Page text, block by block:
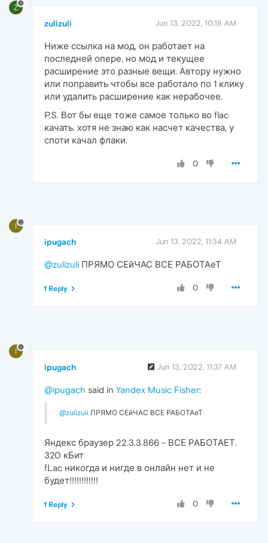
Z
zulizuli Jun 13, 2022, 10:18 AM
Ниже ссылка на мод, он работает на
последней опере, но мод и текущее
расширение это разные вещи. Автору нужно
или поправить чтобы все работало по 1 клику
или удалить расширение как нерабочее.
P.S. Вот бы еще тоже самое только во flac
качать. хотя не знаю как насчет качества, у
споти качал флаки.
0
I
ipugach Jun 13, 2022, 11:34 AM
@zulizuli ПРЯМО СЕйЧАС ВСЕ РАБОТАеТ
0
1 Reply
I
ipugach Jun 13, 2022, 11:37 AM
@ipugach said in Yandex Music Fisher:
@zulizuli ПРЯМО СЕйЧАС ВСЕ РАБОТАеТ
Яндекс браузер 22.3.3.866 - ВСЕ РАБОТАЕТ.
320 кБит
fLac никогда и нигде в онлайн нет и не
будет!!!!!!!!!!!!
0
1 Reply